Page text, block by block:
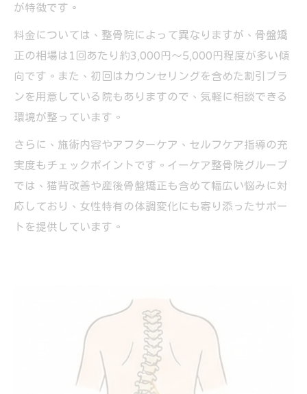
が特徴です。
料金については、整骨院によって異なりますが、骨盤矯
正の相場は1回あたり約3,000円～5,000円程度が多い傾
向です。また、初回はカウンセリングを含めた割引プラ
ンを用意している院もありますので、気軽に相談できる
環境が整っています。
さらに、施術内容やアフターケア、セルフケア指導の充
実度もチェックポイントです。イーケア整骨院グループ
では、猫背改善や産後骨盤矯正も含めて幅広い悩みに対
応しており、女性特有の体調変化にも寄り添ったサポー
トを提供しています。